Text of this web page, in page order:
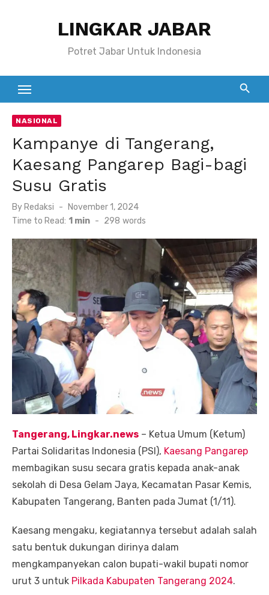
LINGKAR JABAR
Potret Jabar Untuk Indonesia
NASIONAL
Kampanye di Tangerang,
Kaesang Pangarep Bagi-bagi
Susu Gratis
By Redaksi
Posted
on
November 1, 2024
Time to Read: 1 min - 298 words
Tangerang, Lingkar.news – Ketua Umum (Ketum)
Partai Solidaritas Indonesia (PSI), Kaesang Pangarep
membagikan susu secara gratis kepada anak-anak
sekolah di Desa Gelam Jaya, Kecamatan Pasar Kemis,
Kabupaten Tangerang, Banten pada Jumat (1/11).
Kaesang mengaku, kegiatannya tersebut adalah salah
satu bentuk dukungan dirinya dalam
mengkampanyekan calon bupati-wakil bupati nomor
urut 3 untuk Pilkada Kabupaten Tangerang 2024.